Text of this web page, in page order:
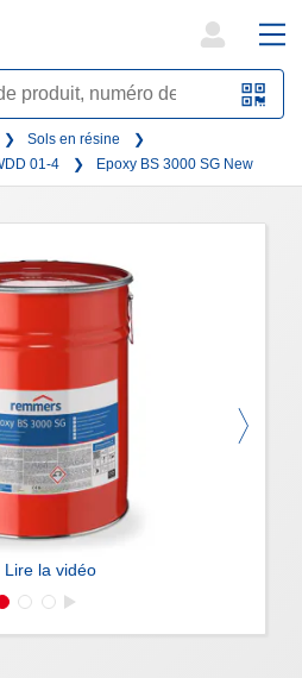
QR-
oder
search
form
Sols en résine
01-4 Epoxy BS 3000 SG New
Lire la vidéo